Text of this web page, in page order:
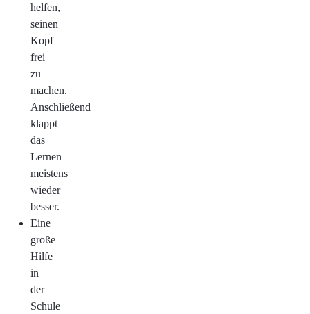
helfen,
seinen
Kopf
frei
zu
machen.
Anschließend
klappt
das
Lernen
meistens
wieder
besser.
Eine
große
Hilfe
in
der
Schule